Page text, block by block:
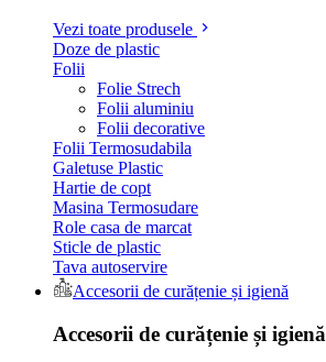
Vezi toate produsele
Doze de plastic
Folii
Folie Strech
Folii aluminiu
Folii decorative
Folii Termosudabila
Galetuse Plastic
Hartie de copt
Masina Termosudare
Role casa de marcat
Sticle de plastic
Tava autoservire
Accesorii de curățenie și igienă
Accesorii de curățenie și igienă